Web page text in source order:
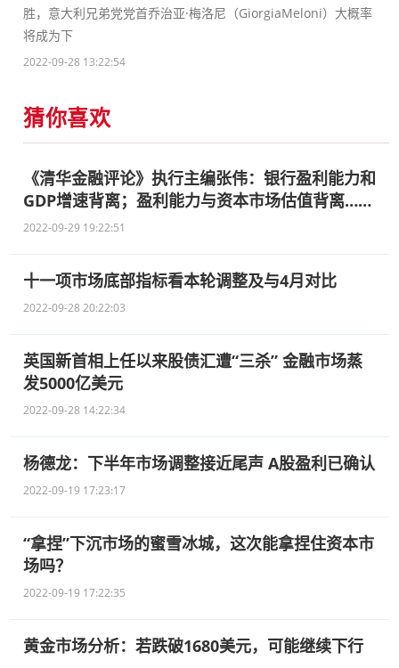
胜，意大利兄弟党党首乔治亚·梅洛尼（GiorgiaMeloni）大概率
将成为下
2022-09-28 13:22:54
猜你喜欢
《清华金融评论》执行主编张伟：银行盈利能力和
GDP增速背离；盈利能力与资本市场估值背离……
2022-09-29 19:22:51
十一项市场底部指标看本轮调整及与4月对比
2022-09-28 20:22:03
英国新首相上任以来股债汇遭“三杀” 金融市场蒸
发5000亿美元
2022-09-28 14:22:34
杨德龙：下半年市场调整接近尾声 A股盈利已确认
2022-09-19 17:23:17
“拿捏”下沉市场的蜜雪冰城，这次能拿捏住资本市
场吗？
2022-09-19 17:22:35
黄金市场分析：若跌破1680美元，可能继续下行